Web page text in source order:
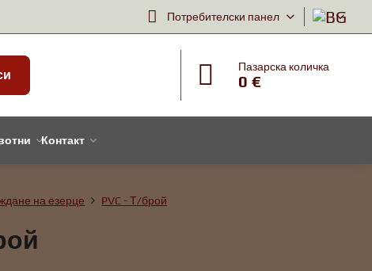
Потребителски панел
Пазарска количка
0 €
Контакт
на езерце PVC - Т/брой